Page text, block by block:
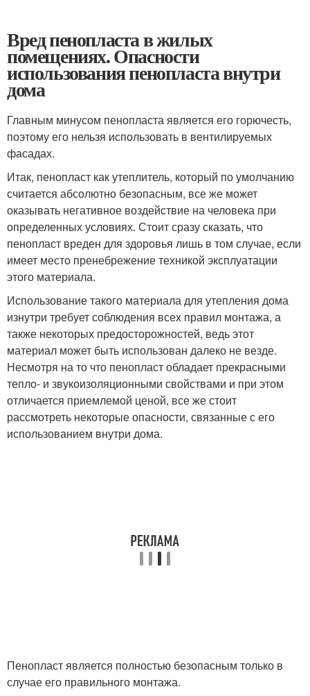
Вред пенопласта в жилых
помещениях. Опасности
использования пенопласта внутри
дома
Главным минусом пенопласта является его горючесть,
поэтому его нельзя использовать в вентилируемых
фасадах.
Итак, пенопласт как утеплитель, который по умолчанию
считается абсолютно безопасным, все же может
оказывать негативное воздействие на человека при
определенных условиях. Стоит сразу сказать, что
пенопласт вреден для здоровья лишь в том случае, если
имеет место пренебрежение техникой эксплуатации
этого материала.
Использование такого материала для утепления дома
изнутри требует соблюдения всех правил монтажа, а
также некоторых предосторожностей, ведь этот
материал может быть использован далеко не везде.
Несмотря на то что пенопласт обладает прекрасными
тепло- и звукоизоляционными свойствами и при этом
отличается приемлемой ценой, все же стоит
рассмотреть некоторые опасности, связанные с его
использованием внутри дома.
Пенопласт является полностью безопасным только в
случае его правильного монтажа.